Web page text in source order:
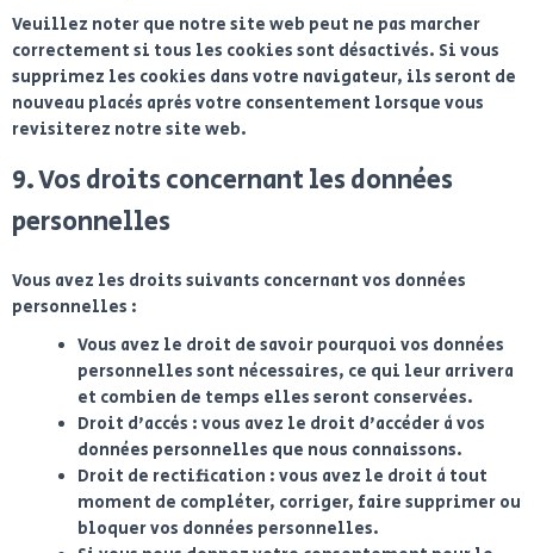
Veuillez noter que notre site web peut ne pas marcher
correctement si tous les cookies sont désactivés. Si vous
supprimez les cookies dans votre navigateur, ils seront de
nouveau placés après votre consentement lorsque vous
revisiterez notre site web.
9. Vos droits concernant les données
personnelles
Vous avez les droits suivants concernant vos données
personnelles :
Vous avez le droit de savoir pourquoi vos données
personnelles sont nécessaires, ce qui leur arrivera
et combien de temps elles seront conservées.
Droit d’accès : vous avez le droit d’accéder à vos
données personnelles que nous connaissons.
Droit de rectification : vous avez le droit à tout
moment de compléter, corriger, faire supprimer ou
bloquer vos données personnelles.